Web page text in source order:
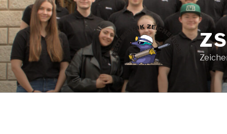
Zum
Inhalt
springen